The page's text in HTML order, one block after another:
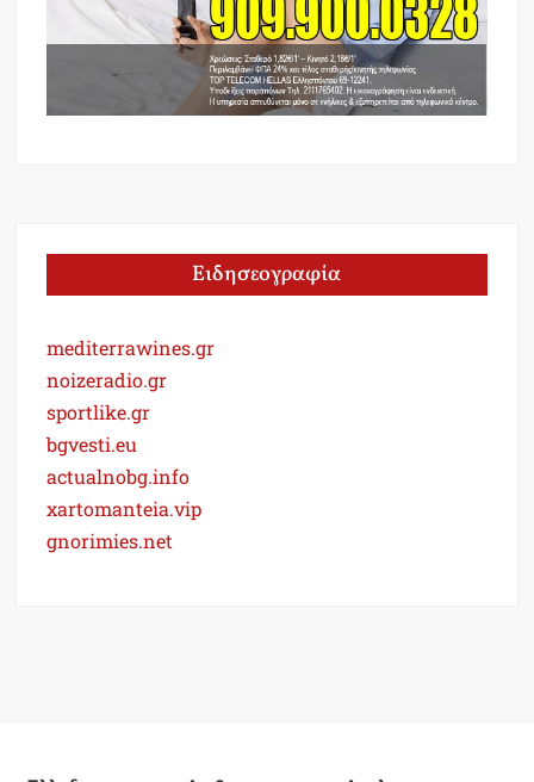
Ειδησεογραφία
mediterrawines.gr
noizeradio.gr
sportlike.gr
bgvesti.eu
actualnobg.info
xartomanteia.vip
gnorimies.net